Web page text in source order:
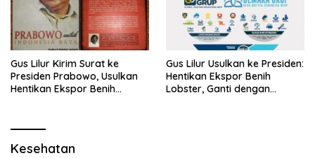
Gus Lilur Kirim Surat ke
Presiden Prabowo, Usulkan
Hentikan Ekspor Benih
Gus Lilur Usulkan ke Presiden:
Hentikan Ekspor Benih
Lobster, Ganti dengan
Kesehatan